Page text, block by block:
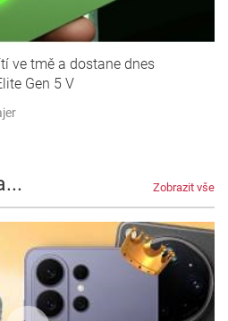
ve tmě a dostane dnes
Gen 5 V
Zobrazit vše